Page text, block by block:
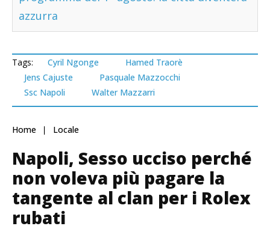
azzurra
Tags: Cyril Ngonge
Hamed Traorè
Jens Cajuste
Pasquale Mazzocchi
Ssc Napoli
Walter Mazzarri
Home Locale
Napoli, Sesso ucciso perché
non voleva più pagare la
tangente al clan per i Rolex
rubati